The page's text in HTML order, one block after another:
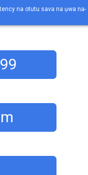
na otutu sava na ụwa na-